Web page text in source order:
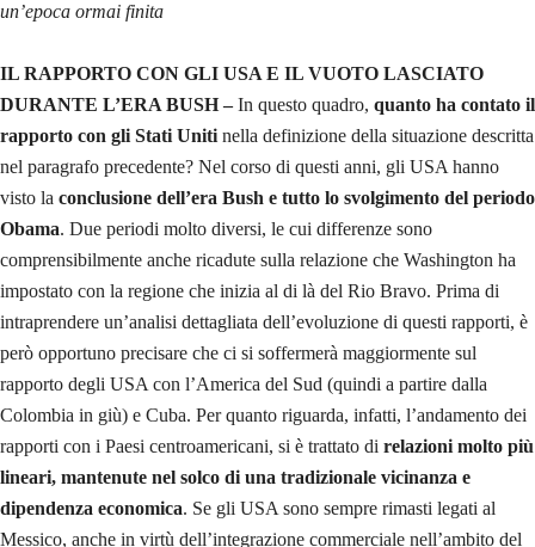
un’epoca ormai finita
IL RAPPORTO CON GLI USA E IL VUOTO LASCIATO
DURANTE L’ERA BUSH –In questo quadro, quanto ha contato il
rapporto con gli Stati Uniti nella definizione della situazione descritta
nel paragrafo precedente? Nel corso di questi anni, gli USA hanno
visto la conclusione dell’era Bush e tutto lo svolgimento del periodo
Obama. Due periodi molto diversi, le cui differenze sono
comprensibilmente anche ricadute sulla relazione che Washington ha
impostato con la regione che inizia al di là del Rio Bravo. Prima di
intraprendere un’analisi dettagliata dell’evoluzione di questi rapporti, è
però opportuno precisare che ci si soffermerà maggiormente sul
rapporto degli USA con l’America del Sud (quindi a partire dalla
Colombia in giù) e Cuba. Per quanto riguarda, infatti, l’andamento dei
rapporti con i Paesi centroamericani, si è trattato di relazioni molto più
lineari, mantenute nel solco di una tradizionale vicinanza e
dipendenza economica. Se gli USA sono sempre rimasti legati al
Messico, anche in virtù dell’integrazione commerciale nell’ambito del